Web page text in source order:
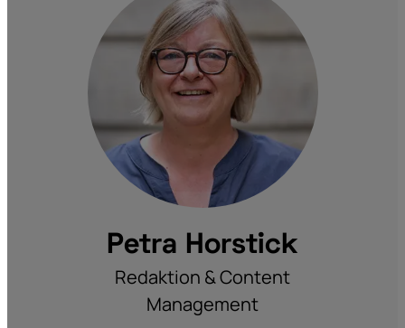
Petra Horstick
Redaktion & Content
Management